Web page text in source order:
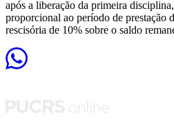
após a liberação da primeira
proporcional ao período de prestação
rescisória de 10% sobre o saldo